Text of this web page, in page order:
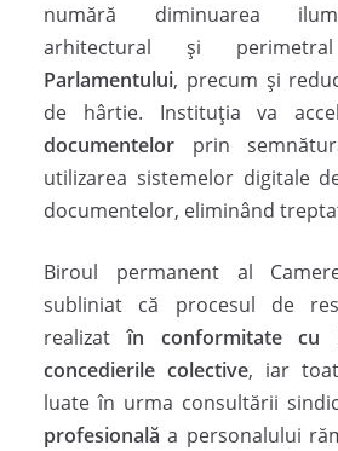
numără diminuarea
arhitectural și
Parlamentului, precum și
de hârtie. Instituția va
documentelor prin
utilizarea sistemelor digitale
documentelor, eliminând
Biroul permanent al
subliniat că procesul de
realizatîn conformitate cu
concedierile colective, iar
luate în urma consultării
profesională a personalului